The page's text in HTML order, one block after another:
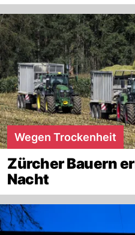
Wegen Trockenheit
Zürcher Bauern
Nacht